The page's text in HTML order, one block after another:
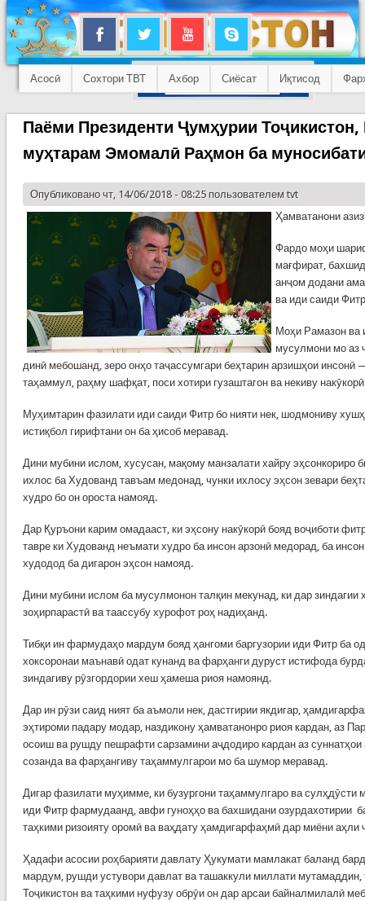
Асосӣ Сохтори ТВТ Ахбор Сиёсат Иқтисод
Паёми Президенти Ҷумҳурии
муҳтарам Эмомалӣ Раҳмон ба
Опубликовано чт, 14/06/2018 - 08:25 пользователем tvt
Ҳамватанони
Фардо моҳи
мағфират,
анҷом додани
ва иди саиди
Моҳи Рамазон ва
мусулмони мо аз
динӣ мебошанд, зеро онҳо таҷассумгари беҳтарин арзишҳои инсонӣ
таҳаммул, раҳму шафқат, поси хотири гузаштагон ва некиву
Муҳимтарин фазилати иди саиди Фитр бо нияти нек, шодмониву
истиқбол гирифтани он ба ҳисоб меравад.
Дини мубини ислом, хусусан, мақому манзалати хайру эҳсонкориро
ихлос ба Худованд тавъам медонад, чунки ихлосу эҳсон зевари
худро бо он ороста намояд.
Дар Қуръони карим омадааст, ки эҳсону накӯкорӣ бояд воҷиботи
тавре ки Худованд неъмати худро ба инсон арзонӣ медорад, ба
худодод ба дигарон эҳсон намояд.
Дини мубини ислом ба мусулмонон талқин мекунад, ки дар зиндагии
зоҳирпарастӣ ва таассубу хурофот роҳ надиҳанд.
Тибқи ин фармудаҳо мардум бояд ҳангоми баргузории иди Фитр ба
хоксоронаи маънавӣ одат кунанд ва фарҳанги дуруст истифода
зиндагиву рӯзгордории хеш ҳамеша риоя намоянд.
Дар ин рӯзи саид ният ба аъмоли нек, дастгирии якдигар,
эҳтироми падару модар, наздикону ҳамватанонро риоя кардан, аз
осоиш ва рушду пешрафти сарзамини аҷдодиро кардан аз
созанда ва фарҳангиву таҳаммулгарои мо ба шумор меравад.
Дигар фазилати муҳимме, ки бузургони таҳаммулгаро ва сулҳдӯсти
иди Фитр фармудаанд, авфи гуноҳҳо ва бахшидани озурдахотирии
таҳкими ризоияту оромӣ ва ваҳдату ҳамдигарфаҳмӣ дар миёни аҳли
Ҳадафи асосии роҳбарияти давлату Ҳукумати мамлакат баланд
мардум, рушди устувори давлат ва ташаккули миллати мутамаддин,
Тоҷикистон ва таҳкими нуфузу обрӯи он дар арсаи байналмилалӣ